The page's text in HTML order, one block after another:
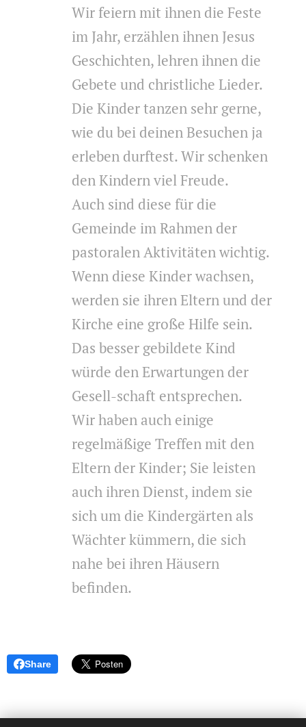
Wir feiern mit ihnen die Feste
im Jahr, erzählen ihnen Jesus
Geschichten, lehren ihnen die
Gebete und christliche Lieder.
Die Kinder tanzen sehr gerne,
wie du bei deinen Besuchen ja
erleben durftest. Wir schenken
den Kindern viel Freude.
Auch sind diese für die
Gemeinde im Rahmen der
pastoralen Aktivitäten wichtig.
Wenn diese Kinder wachsen,
werden sie ihren Eltern und der
Kirche eine große Hilfe sein.
Das besser gebildete Kind
würde den Erwartungen der
Gesell-schaft entsprechen.
Wir haben auch einige
regelmäßige Treffen mit den
Eltern der Kinder; Sie leisten
auch ihren Dienst, indem sie
sich um die Kindergärten als
Wächter kümmern, die sich
nahe bei ihrenHäusern
befinden.
Share